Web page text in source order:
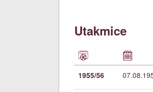
Utakmice
1955/56